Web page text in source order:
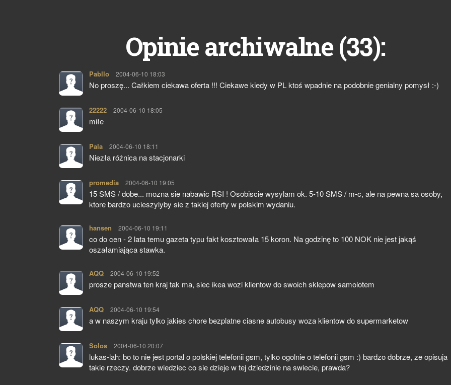
Opinie archiwalne (33):
Pabllo pisze:
2004-06-10 18:03
No proszę... Całkiem ciekawa oferta !!! Ciekawe kiedy w PL ktoś wpadnie na podobnie genialny pomysł :-)
22222 pisze:
2004-06-10 18:05
miłe
Pala pisze:
2004-06-10 18:11
Niezła różnica na stacjonarki
promedia pisze:
2004-06-10 19:05
15 SMS / dobe... mozna sie nabawic RSI ! Osobiscie wysylam ok. 5-10 SMS / m-c, ale na pewna sa osoby,
ktore bardzo ucieszylyby sie z takiej oferty w polskim wydaniu.
hansen pisze:
2004-06-10 19:11
co do cen - 2 lata temu gazeta typu fakt kosztowała 15 koron. Na godzinę to 100 NOK nie jest jakąś
oszałamiająca stawka.
AQQ pisze:
2004-06-10 19:52
prosze panstwa ten kraj tak ma, siec ikea wozi klientow do swoich sklepow samolotem
AQQ pisze:
2004-06-10 19:54
a w naszym kraju tylko jakies chore bezplatne ciasne autobusy woza klientow do supermarketow
Solos pisze:
2004-06-10 20:07
lukas-lah: bo to nie jest portal o polskiej telefonii gsm, tylko ogolnie o telefonii gsm :) bardzo dobrze, ze opisuja
takie rzeczy. dobrze wiedziec co sie dzieje w tej dziedzinie na swiecie, prawda?